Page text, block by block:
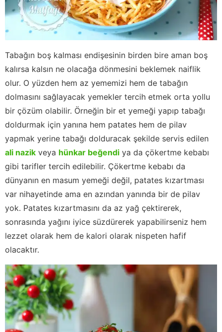
Tabağın boş kalması endişesinin birden bire aman boş
kalırsa kalsın ne olacağa dönmesini beklemek naiflik
olur. O yüzden hem az yememizi hem de tabağın
dolmasını sağlayacak yemekler tercih etmek orta yollu
bir çözüm olabilir. Örneğin bir et yemeği yapıp tabağı
doldurmak için yanına hem patates hem de pilav
yapmak yerine tabağı dolduracak şekilde servis edilen
ali nazik veya hünkar beğendi ya da çökertme kebabı
gibi tarifler tercih edilebilir. Çökertme kebabı da
dünyanın en masum yemeği değil, patates kızartması
var nihayetinde ama en azından yanında bir de pilav
yok. Patates kızartmasını da az yağ çektirerek,
sonrasında yağını iyice süzdürerek yapabilirseniz hem
lezzet olarak hem de kalori olarak nispeten hafif
olacaktır.